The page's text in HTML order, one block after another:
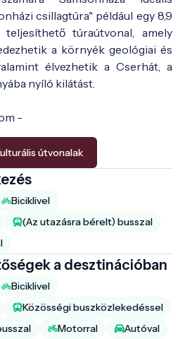
csillagtúra" például egy 8,9
túraútvonal, amely
a környék geológiai és
élvezhetik a Cserhát, a
nyíló kilátást.
-
útvonalak
Biciklivel
(Az utazásra bérelt) busszal
a desztinációban
Biciklivel
Közösségi buszközlekedéssel
Motorral Autóval